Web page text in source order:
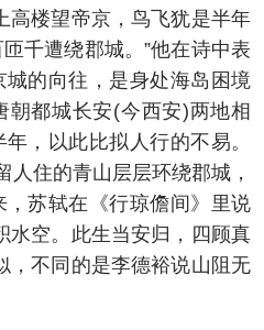
高楼望帝京，鸟飞犹是半年
千遭绕郡城。”他在诗中表
的向往，是身处海岛困境
朝都城长安(今西安)两地相
，以此比拟人行的不易。
住的青山层层环绕郡城，
苏轼在《行琼儋间》里说
水空。此生当安归，四顾真
，不同的是李德裕说山阻无